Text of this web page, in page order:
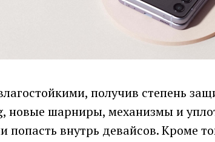
получив степень
новые шарниры, механизмы и
попасть внутрь девайсов. Кроме